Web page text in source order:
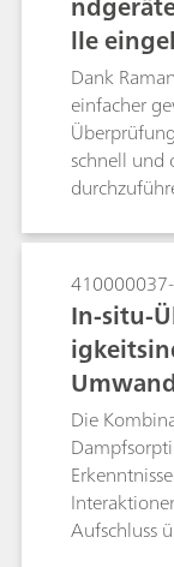
Labore
lle
der
Dank
einfacher
schnell und
Einsatz
zur
letztlich zu
In-situ-
Die
Aufschluss